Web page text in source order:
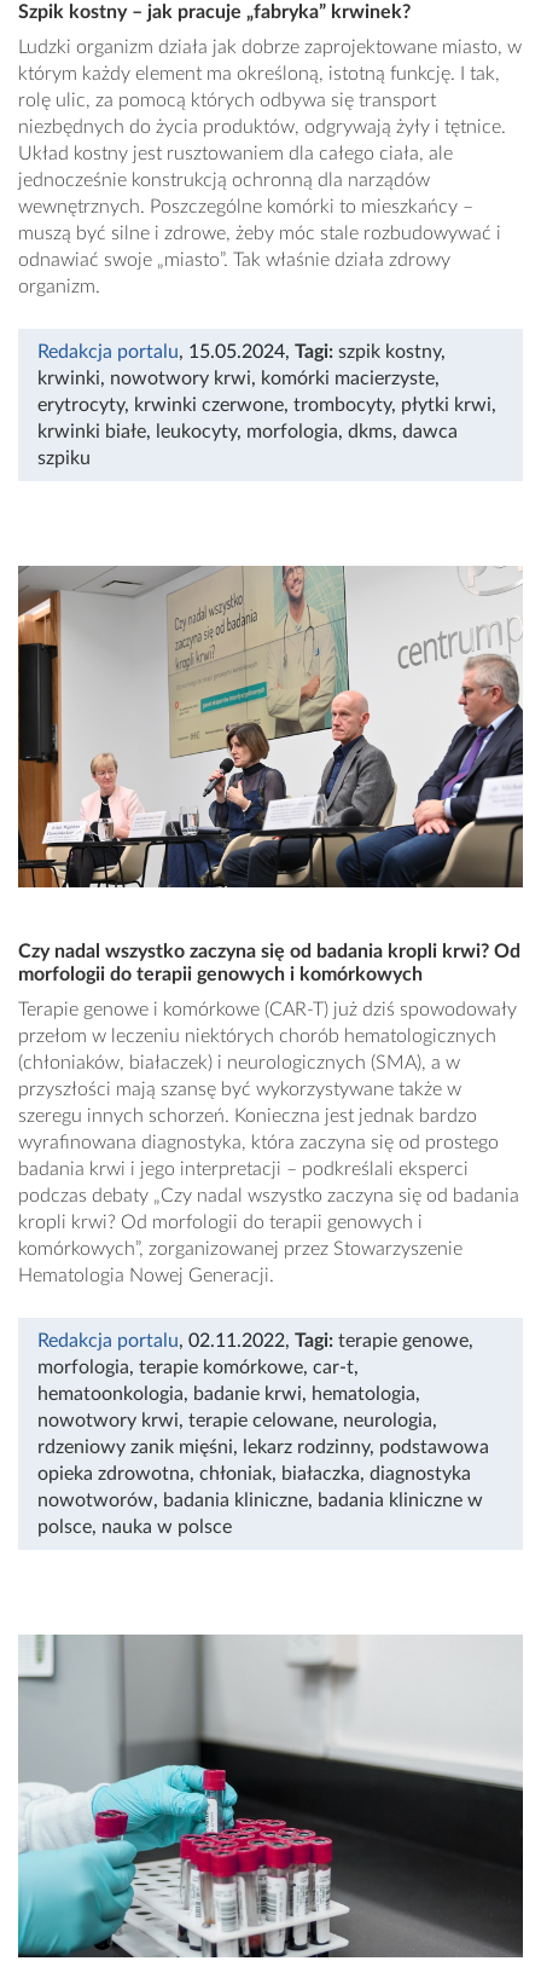
Szpik kostny – jak pracuje „fabryka” krwinek?
Ludzki organizm działa jak dobrze zaprojektowane miasto, w
którym każdy element ma określoną, istotną funkcję. I tak,
rolę ulic, za pomocą których odbywa się transport
niezbędnych do życia produktów, odgrywają żyły i tętnice.
Układ kostny jest rusztowaniem dla całego ciała, ale
jednocześnie konstrukcją ochronną dla narządów
wewnętrznych. Poszczególne komórki to mieszkańcy –
muszą być silne i zdrowe, żeby móc stale rozbudowywać i
odnawiać swoje „miasto”. Tak właśnie działa zdrowy
organizm.
Redakcja portalu, 15.05.2024, Tagi: szpik kostny,
krwinki, nowotwory krwi, komórki macierzyste,
erytrocyty, krwinki czerwone, trombocyty, płytki krwi,
krwinki białe, leukocyty, morfologia, dkms, dawca
szpiku
Czy nadal wszystko zaczyna się od badania kropli krwi? Od
morfologii do terapii genowych i komórkowych
Terapie genowe i komórkowe (CAR-T) już dziś spowodowały
przełom w leczeniu niektórych chorób hematologicznych
(chłoniaków, białaczek) i neurologicznych (SMA), a w
przyszłości mają szansę być wykorzystywane także w
szeregu innych schorzeń. Konieczna jest jednak bardzo
wyrafinowana diagnostyka, która zaczyna się od prostego
badania krwi i jego interpretacji – podkreślali eksperci
podczas debaty „Czy nadal wszystko zaczyna się od badania
kropli krwi? Od morfologii do terapii genowych i
komórkowych”, zorganizowanej przez Stowarzyszenie
Hematologia Nowej Generacji.
Redakcja portalu, 02.11.2022, Tagi: terapie genowe,
morfologia, terapie komórkowe, car-t,
hematoonkologia, badanie krwi, hematologia,
nowotwory krwi, terapie celowane, neurologia,
rdzeniowy zanik mięśni, lekarz rodzinny, podstawowa
opieka zdrowotna, chłoniak, białaczka, diagnostyka
nowotworów, badania kliniczne, badania kliniczne w
polsce, nauka w polsce